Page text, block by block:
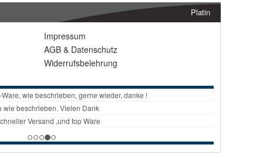
Platin
Impressum
AGB & Datenschutz
Widerrufsbelehrung